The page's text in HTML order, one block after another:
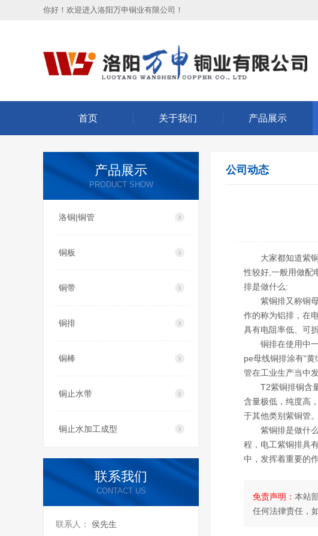
你好！欢迎进入洛阳万申铜业有限公司！
首页 关于我们 产品展示
产品展示
PRODUCT SHOW
洛铜|铜管
铜板
铜带
铜排
铜棒
铜止水带
铜止水加工成型
联系我们
CONTACT US
联系人： 侯先生
公司动态
大家都知道紫铜
性较好,一般用做配
排是做什么:
紫铜排又称铜母
作的称为铝排，在
具有电阻率低、可
铜排在使用中一
pe母线铜排涂有“
管在工业生产当中
T2紫铜排铜含量
含量极低，纯度高
于其他类别紫铜管。
紫铜排是做什么
程，电工紫铜排具
中，发挥着重要的作
免责声明： 本站
任何法律责任，